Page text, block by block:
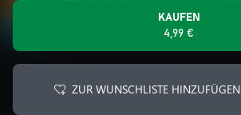
KAUFEN
4,99 €
ZUR WUNSCHLISTE HINZUFÜGEN